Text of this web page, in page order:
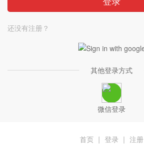
还没有注册？
其他登录方式
微信登录
首页 | 登录 | 注册